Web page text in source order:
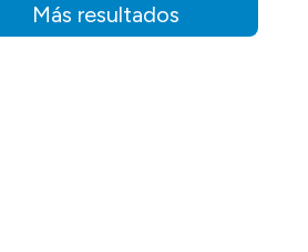
Más resultados